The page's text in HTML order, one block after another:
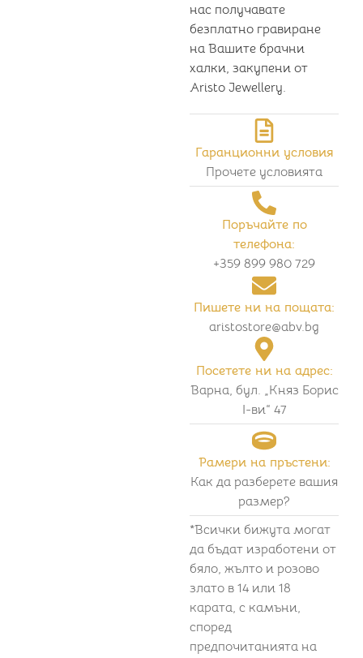
нас получавате
безплатно гравиране
на Вашите брачни
халки, закупени от
Aristo Jewellery.
Гаранционни условия
Прочете условията
Поръчайте по
телефона:
+359 899 980 729
Пишете ни на пощата:
aristostore@abv.bg
Посетете ни на адрес:
Варна, бул. „Княз Борис
I-ви“ 47
Рамери на пръстени:
Как да разберете вашия
размер?
*Всички бижута могат
да бъдат изработени от
бяло, жълто и розово
злато в 14 или 18
карата, с камъни,
според
предпочитанията на